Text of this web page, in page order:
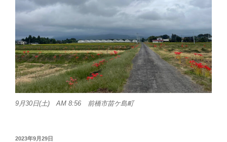
9月30日(土) AM 8:56 前橋市苗ケ島町
投
2023年9月29日